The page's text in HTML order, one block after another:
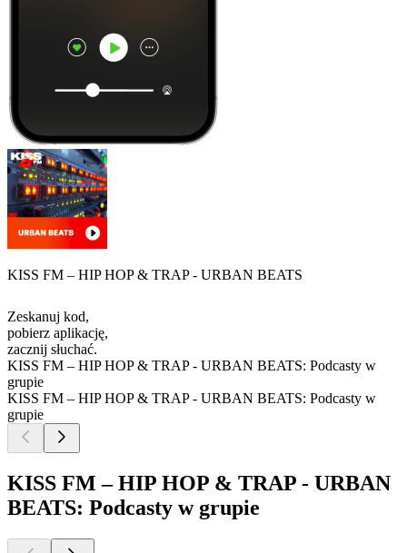
KISS FM – HIP HOP & TRAP - URBAN BEATS
Zeskanuj kod,
pobierz aplikację,
zacznij słuchać.
KISS FM – HIP HOP & TRAP - URBAN BEATS: Podcasty w
grupie
KISS FM – HIP HOP & TRAP - URBAN BEATS: Podcasty w
grupie
KISS FM – HIP HOP & TRAP - URBAN
BEATS: Podcasty w grupie